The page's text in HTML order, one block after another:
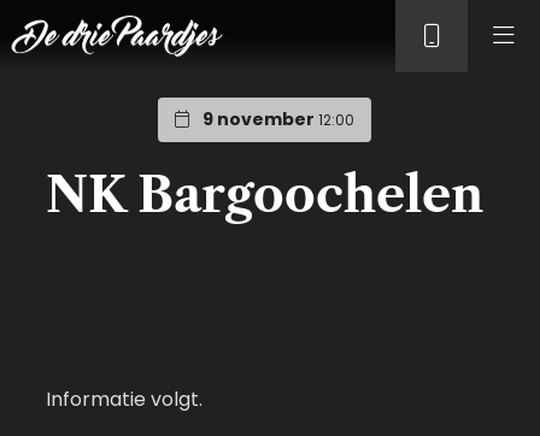
9 november 12:00
NK Bargoochelen
Informatie volgt.